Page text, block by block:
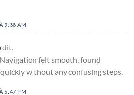
9:38 AM
dit:
felt smooth, found
without any confusing steps.
5:47 PM